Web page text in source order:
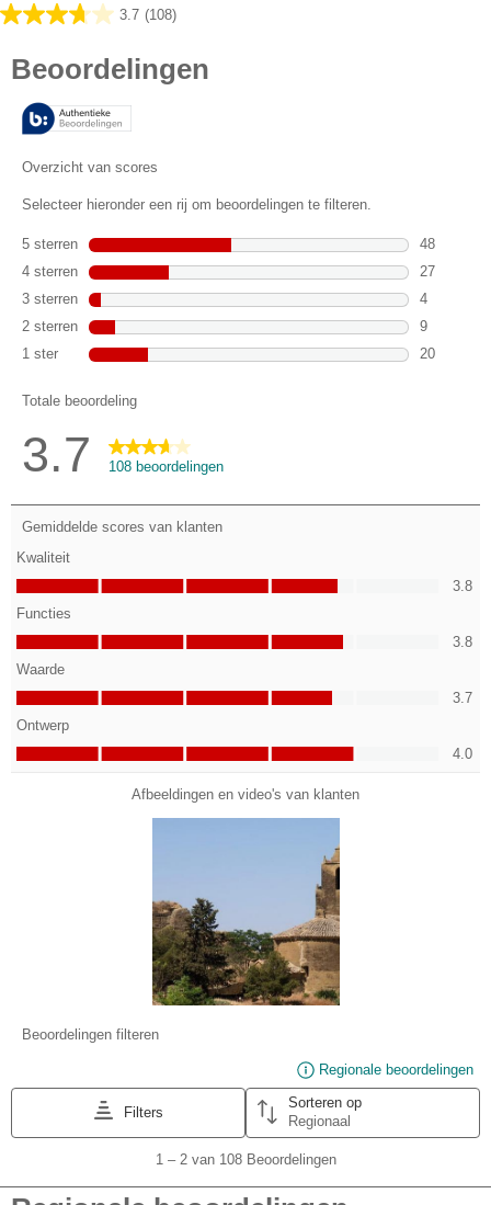
3.7 (108)
3.7
de
sterren.
108